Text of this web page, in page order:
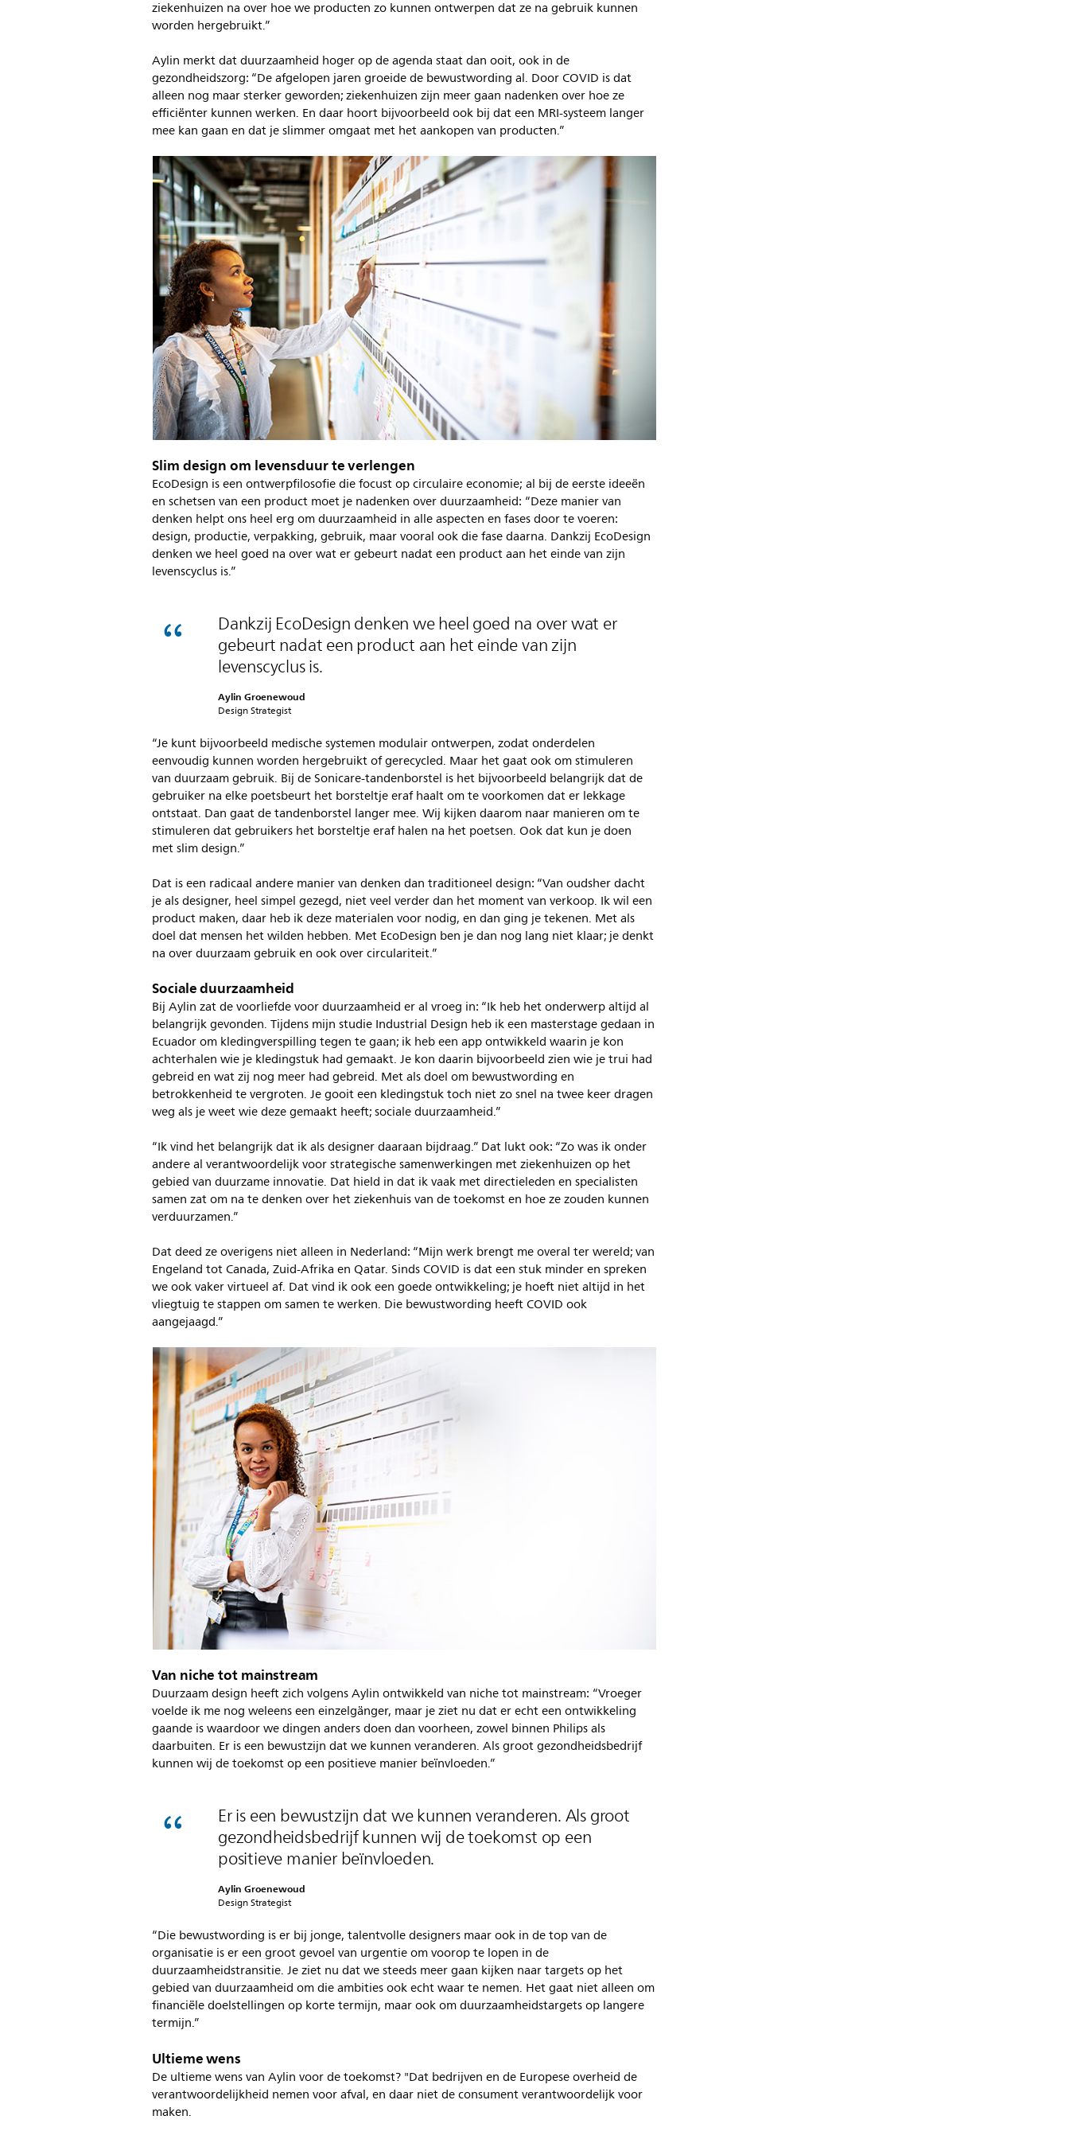
ziekenhuizen na over hoe we producten zo kunnen ontwerpen dat ze na gebruik kunnen
worden hergebruikt.”
Aylin merkt dat duurzaamheid hoger op de agenda staat dan ooit, ook in de
gezondheidszorg: “De afgelopen jaren groeide de bewustwording al. Door COVID is dat
alleen nog maar sterker geworden; ziekenhuizen zijn meer gaan nadenken over hoe ze
efficiënter kunnen werken. En daar hoort bijvoorbeeld ook bij dat een MRI-systeem langer
mee kan gaan en dat je slimmer omgaat met het aankopen van producten.”
Slim design om levensduur te verlengen
EcoDesign is een ontwerpfilosofie die focust op circulaire economie; al bij de eerste ideeën
en schetsen van een product moet je nadenken over duurzaamheid: “Deze manier van
denken helpt ons heel erg om duurzaamheid in alle aspecten en fases door te voeren:
design, productie, verpakking, gebruik, maar vooral ook die fase daarna. Dankzij EcoDesign
denken we heel goed na over wat er gebeurt nadat een product aan het einde van zijn
levenscyclus is.”
Dankzij EcoDesign denken we heel goed na over wat er
gebeurt nadat een product aan het einde van zijn
levenscyclus is.
Aylin Groenewoud
Design Strategist
“Je kunt bijvoorbeeld medische systemen modulair ontwerpen, zodat onderdelen
eenvoudig kunnen worden hergebruikt of gerecycled. Maar het gaat ook om stimuleren
van duurzaam gebruik. Bij de Sonicare-tandenborstel is het bijvoorbeeld belangrijk dat de
gebruiker na elke poetsbeurt het borsteltje eraf haalt om te voorkomen dat er lekkage
ontstaat. Dan gaat de tandenborstel langer mee. Wij kijken daarom naar manieren om te
stimuleren dat gebruikers het borsteltje eraf halen na het poetsen. Ook dat kun je doen
met slim design.”
Dat is een radicaal andere manier van denken dan traditioneel design: “Van oudsher dacht
je als designer, heel simpel gezegd, niet veel verder dan het moment van verkoop. Ik wil een
product maken, daar heb ik deze materialen voor nodig, en dan ging je tekenen. Met als
doel dat mensen het wilden hebben. Met EcoDesign ben je dan nog lang niet klaar; je denkt
na over duurzaam gebruik en ook over circulariteit.”
Sociale duurzaamheid
Bij Aylin zat de voorliefde voor duurzaamheid er al vroeg in: “Ik heb het onderwerp altijd al
belangrijk gevonden. Tijdens mijn studie Industrial Design heb ik een masterstage gedaan in
Ecuador om kledingverspilling tegen te gaan; ik heb een app ontwikkeld waarin je kon
achterhalen wie je kledingstuk had gemaakt. Je kon daarin bijvoorbeeld zien wie je trui had
gebreid en wat zij nog meer had gebreid. Met als doel om bewustwording en
betrokkenheid te vergroten. Je gooit een kledingstuk toch niet zo snel na twee keer dragen
weg als je weet wie deze gemaakt heeft; sociale duurzaamheid.”
“Ik vind het belangrijk dat ik als designer daaraan bijdraag.” Dat lukt ook: “Zo was ik onder
andere al verantwoordelijk voor strategische samenwerkingen met ziekenhuizen op het
gebied van duurzame innovatie. Dat hield in dat ik vaak met directieleden en specialisten
samen zat om na te denken over het ziekenhuis van de toekomst en hoe ze zouden kunnen
verduurzamen.”
Dat deed ze overigens niet alleen in Nederland: “Mijn werk brengt me overal ter wereld; van
Engeland tot Canada, Zuid-Afrika en Qatar. Sinds COVID is dat een stuk minder en spreken
we ook vaker virtueel af. Dat vind ik ook een goede ontwikkeling; je hoeft niet altijd in het
vliegtuig te stappen om samen te werken. Die bewustwording heeft COVID ook
aangejaagd.”
Van niche tot mainstream
Duurzaam design heeft zich volgens Aylin ontwikkeld van niche tot mainstream: “Vroeger
voelde ik me nog weleens een einzelgänger, maar je ziet nu dat er echt een ontwikkeling
gaande is waardoor we dingen anders doen dan voorheen, zowel binnen Philips als
daarbuiten. Er is een bewustzijn dat we kunnen veranderen. Als groot gezondheidsbedrijf
kunnen wij de toekomst op een positieve manier beïnvloeden.”
Er is een bewustzijn dat we kunnen veranderen. Als groot
gezondheidsbedrijf kunnen wij de toekomst op een
positieve manier beïnvloeden.
Aylin Groenewoud
Design Strategist
“Die bewustwording is er bij jonge, talentvolle designers maar ook in de top van de
organisatie is er een groot gevoel van urgentie om voorop te lopen in de
duurzaamheidstransitie. Je ziet nu dat we steeds meer gaan kijken naar targets op het
gebied van duurzaamheid om die ambities ook echt waar te nemen. Het gaat niet alleen om
financiële doelstellingen op korte termijn, maar ook om duurzaamheidstargets op langere
termijn.”
Ultieme wens
De ultieme wens van Aylin voor de toekomst? "Dat bedrijven en de Europese overheid de
verantwoordelijkheid nemen voor afval, en daar niet de consument verantwoordelijk voor
maken.